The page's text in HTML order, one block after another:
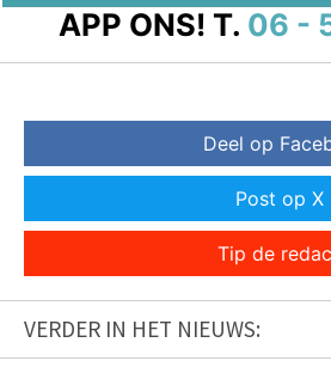
APP ONS! T. 06 -
Deel op
Post op X
Tip de
VERDER IN HET NIEUWS: